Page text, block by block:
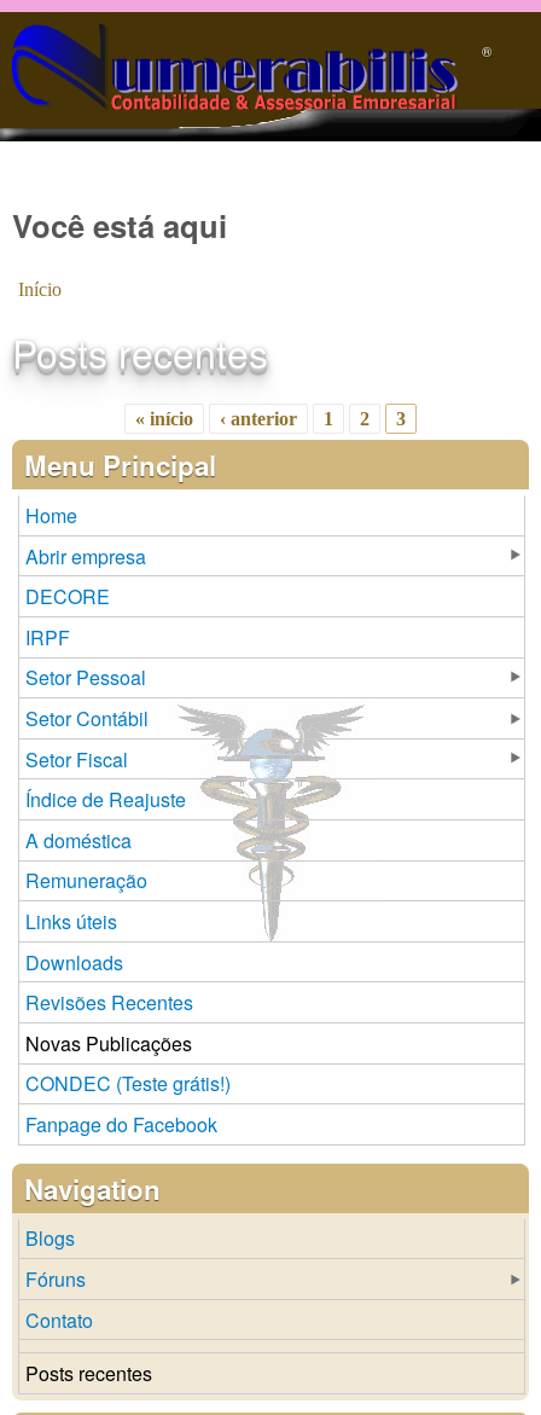
Pular para o conteúdo principal
®️
Você está aqui
Início
Posts recentes
Páginas
« início ‹ anterior 1 2 3
Menu Principal
Home
Abrir empresa
DECORE
IRPF
Setor Pessoal
Setor Contábil
Setor Fiscal
Índice de Reajuste
A doméstica
Remuneração
Links úteis
Downloads
Revisões Recentes
Novas Publicações
CONDEC (Teste grátis!)
Fanpage do Facebook
Navigation
Blogs
Fóruns
Contato
Posts recentes